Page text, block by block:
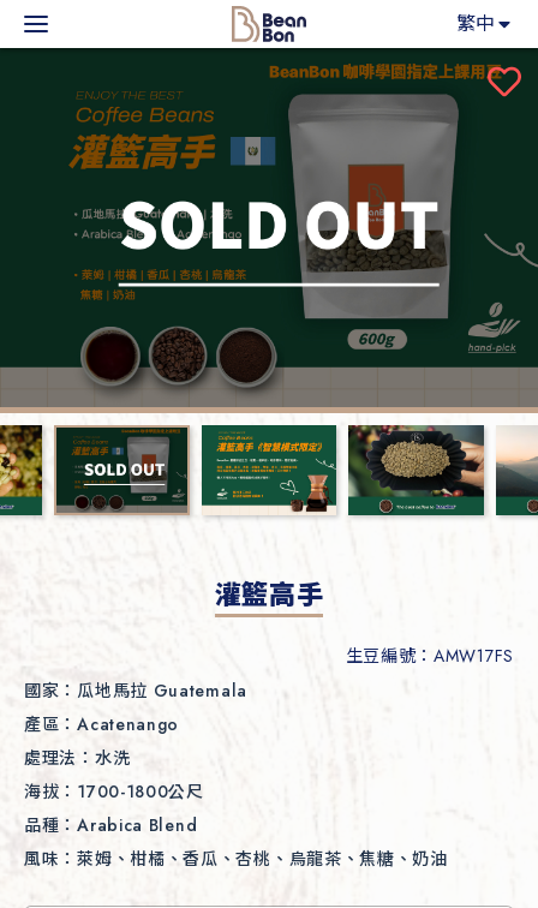
繁中
主力產品
咖啡市集
BeanBon報報
客戶服務
關於我們
登入
灌籃高手
生豆編號：AMW17FS
國家： 瓜地馬拉 Guatemala
產區：Acatenango
處理法： 水洗
海拔： 1700-1800公尺
品種：Arabica Blend
風味：萊姆、柑橘、香瓜、杏桃、烏龍茶、焦糖、奶油